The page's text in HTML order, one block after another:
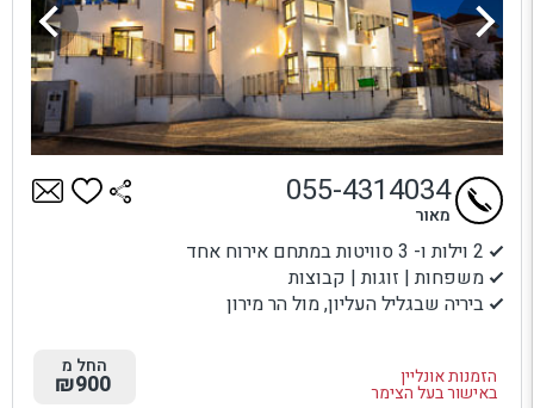
2 וילות ו- 3 סוויטות במתחם אירוח אחד
משפחות | זוגות | קבוצות
ביריה שבגליל העליון, מול הר מירון
הזמנות אונליין
באישור בעל הצימר
055-4314034
מאור
החל מ
₪900